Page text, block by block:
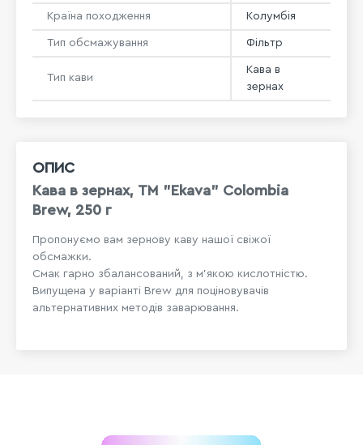
ОПИС
Кава в зернах, ТМ "Ekava" Colombia
Brew, 250 г
Пропонуємо вам зернову каву нашої свіжої
обсмажки.
Смак гарно збалансований, з м'якою кислотністю.
Випущена у варіанті Brew для поціновувачів
альтернативних методів заварювання.
Країна походження Колумбія
Тип обсмажування Фільтр
Тип кави
Кава в
зернах